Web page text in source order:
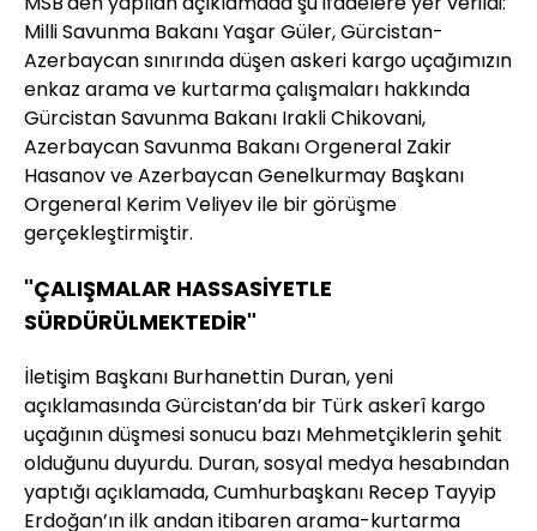
Milli Savunma Bakanı Yaşar Güler, Gürcistan-
Azerbaycan sınırında düşen askeri kargo uçağımızın
enkaz arama ve kurtarma çalışmaları hakkında
Gürcistan Savunma Bakanı Irakli Chikovani,
Azerbaycan Savunma Bakanı Orgeneral Zakir
Hasanov ve Azerbaycan Genelkurmay Başkanı
Orgeneral Kerim Veliyev ile bir görüşme
gerçekleştirmiştir.
"ÇALIŞMALAR HASSASİYETLE
SÜRDÜRÜLMEKTEDİR"
İletişim Başkanı Burhanettin Duran, yeni
açıklamasında Gürcistan’da bir Türk askerî kargo
uçağının düşmesi sonucu bazı Mehmetçiklerin şehit
olduğunu duyurdu. Duran, sosyal medya hesabından
yaptığı açıklamada, Cumhurbaşkanı Recep Tayyip
Erdoğan’ın ilk andan itibaren arama-kurtarma